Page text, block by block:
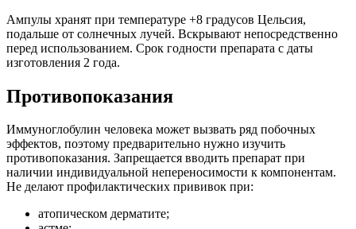
Ампулы хранят при температуре +8 градусов Цельсия,
подальше от солнечных лучей. Вскрывают непосредственно
перед использованием. Срок годности препарата с даты
изготовления 2 года.
Противопоказания
Иммуноглобулин человека может вызвать ряд побочных
эффектов, поэтому предварительно нужно изучить
противопоказания. Запрещается вводить препарат при
наличии индивидуальной непереносимости к компонентам.
Не делают профилактических прививок при:
атопическом дерматите;